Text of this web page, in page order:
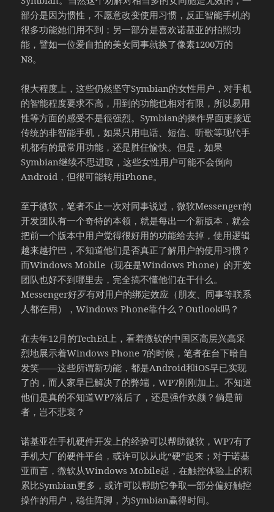
部分是因为惯性，不愿意改变使用习惯，反正智能手机的
很多功能她们用不到；另一部分是喜欢诺基亚的拍照功
能，譬如一位爱自拍的美女同事就换了像素1200万的
N8。
很大程度上，这些仍然坚守Symbian的女性用户，对手机
的智能程度要求不高，用到的功能也相对有限，所以易用
性等方面的感受不是很强烈。Symbian的操作界面更接近
传统的非智能手机，如果只用电话、短信、听歌等现代手
机都有的最常用功能，还是胜任愉快。但是，如果
Symbian继续不思进取，这些女性用户可能不会倒向
Android，但很可能转用iPhone。
至于微软，笔者不止一次对同事说过，微软Messenger的
开发团队有一个奇特的本领，就是每出一个新版本，就会
把前一个版本中用户觉得很好用的功能给去掉，使用逻辑
越来越拧巴，不知道他们是否真正了解用户的使用习惯？
而Windows Mobile（现在是Windows Phone）的开发
团队也好不到哪里去，完全搞不懂他们在干什么。
Messenger好歹有对用户的绑定效应（朋友、同事等联系
人都在用），Windows Phone靠什么？Outlook吗？
在去年12月的TechEd上，看着微软的中国区高层兴高采
烈地展示着Windows Phone 7的时候，笔者在台下暗自
发笑——这些所谓新功能，都是Android和iOS早已实现
了的，而人家早已解决了的弊端，WP7刚刚加上。不知道
他们是真的不知道WP7落后了，还是强作欢颜？倘是前
者，岂不悲哀？
诺基亚在手机硬件开发上的经验可以帮助微软，WP7有了
手机大厂的硬件平台，或许可以从此“硬”起来；对于诺基
亚而言，微软从Windows Mobile起，在触控体验上的积
累比Symbian更多，或许可以帮助它争取一部分偏好触控
操作的用户，稳住阵脚，为Symbian赢得时间。